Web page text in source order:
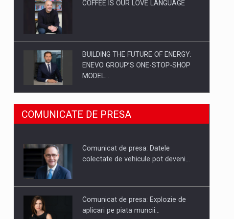
COFFEE IS OUR LOVE LANGUAGE
BUILDING THE FUTURE OF ENERGY:
ENEVO GROUP’S ONE-STOP-SHOP
MODEL…
ROOTED IN ROMANIA, BUILT TO
DELIVER TECHNOLOGY FOR THE…
PUTTING ROMANIAN CORPORATE
COMUNICATE DE PRESA
Comunicat de presa: Datele
colectate de vehicule pot deveni…
Comunicat de presa: Explozie de
aplicari pe piata muncii…